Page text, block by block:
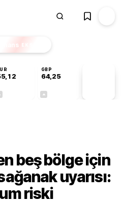
Finans EKSTRA
GBP
64,25
beş bölge için
uyarısı:
riski